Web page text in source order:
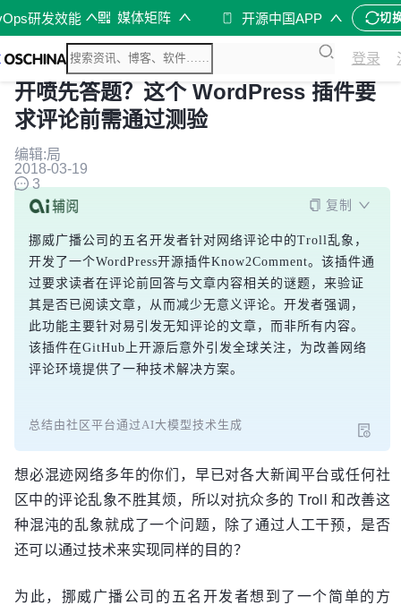
研发效能 媒体矩阵 开源中国APP 切
登录
开喷先答题？这个 WordPress 插件要
求评论前需通过测验
编辑:局
2018-03-19
3
复制
挪威广播公司的五名开发者针对网络评论中的Troll乱象，
开发了一个WordPress开源插件Know2Comment。该插件通
过要求读者在评论前回答与文章内容相关的谜题，来验证
其是否已阅读文章，从而减少无意义评论。开发者强调，
此功能主要针对易引发无知评论的文章，而非所有内容。
该插件在GitHub上开源后意外引发全球关注，为改善网络
评论环境提供了一种技术解决方案。
总结由社区平台通过AI大模型技术生成
想必混迹网络多年的你们，早已对各大新闻平台或任何社
区中的评论乱象不胜其烦，所以对抗众多的 Troll 和改善这
种混沌的乱象就成了一个问题，除了通过人工干预，是否
还可以通过技术来实现同样的目的？
为此，挪威广播公司的五名开发者想到了一个简单的方